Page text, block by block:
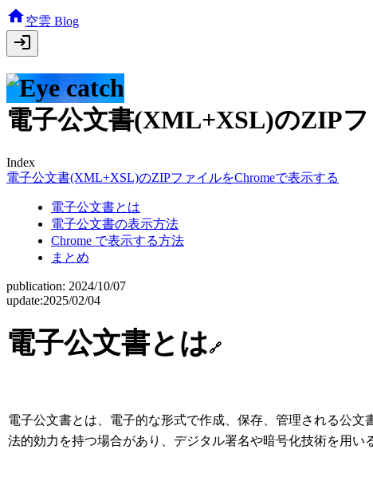
空雲 Blog
電子公文書(XML+XSL)のZIP
Index
電子公文書(XML+XSL)のZIPファイルをChromeで表示する
電子公文書とは
電子公文書の表示方法
Chrome で表示する方法
まとめ
publication: 2024/10/07
update:2025/02/04
電子公文書とは🔗
電子公文書とは、電子的な形式で作成、保存、管理される公
法的効力を持つ場合があり、デジタル署名や暗号化技術を用い